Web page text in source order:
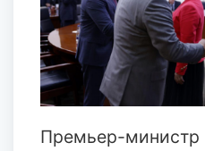
Премьер-министр